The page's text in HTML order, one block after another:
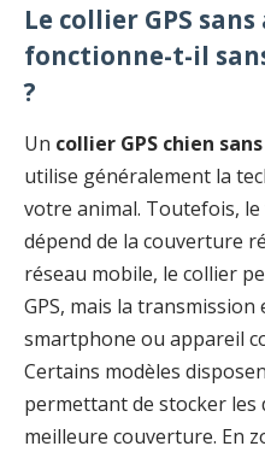
Le collier GPS
fonctionne-t-il
?
Un collier GPS chien
utilise généralement la
votre animal. Toutefois,
dépend de la couverture
réseau mobile, le collier
GPS, mais la
smartphone ou appareil
Certains modèles
permettant de stocker
meilleure couverture. En